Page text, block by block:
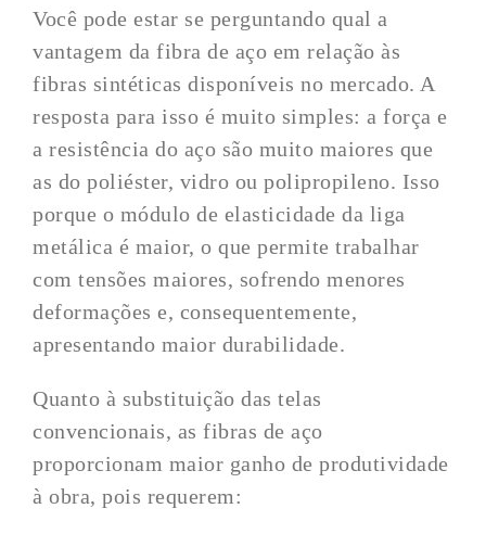
Você pode estar se perguntando qual a
vantagem da fibra de aço em relação às
fibras sintéticas disponíveis no mercado. A
resposta para isso é muito simples: a força e
a resistência do aço são muito maiores que
as do poliéster, vidro ou polipropileno. Isso
porque o módulo de elasticidade da liga
metálica é maior, o que permite trabalhar
com tensões maiores, sofrendo menores
deformações e, consequentemente,
apresentando maior durabilidade.
Quanto à substituição das telas
convencionais, as fibras de aço
proporcionam maior ganho de produtividade
à obra, pois requerem: